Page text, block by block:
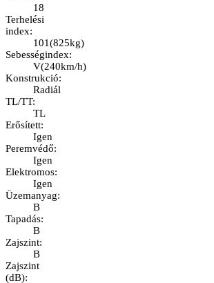
18
Terhelési
index:
101(825kg)
Sebességindex:
V(240km/h)
Konstrukció:
Radiál
TL/TT:
TL
Erősített:
Igen
Peremvédő:
Igen
Elektromos:
Igen
Üzemanyag:
B
Tapadás:
B
Zajszint:
B
Zajszint
(dB):